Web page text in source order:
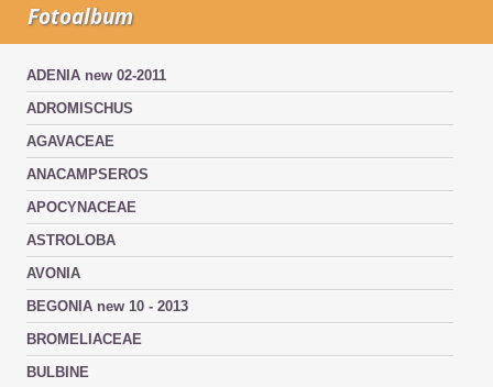
Fotoalbum
ADENIA new 02-2011
ADROMISCHUS
AGAVACEAE
ANACAMPSEROS
APOCYNACEAE
ASTROLOBA
AVONIA
BEGONIA new 10 - 2013
BROMELIACEAE
BULBINE